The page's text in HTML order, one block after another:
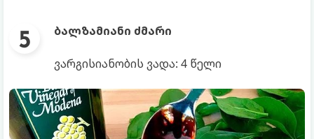
ბალზამიანი ძმარი
ვარგისიანობის ვადა: 4 წელი